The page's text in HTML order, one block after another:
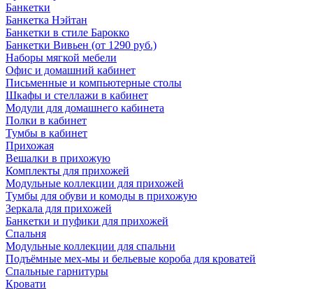
Банкетки
Банкетка Нэйтан
Банкетки в стиле Барокко
Банкетки Вивьен (от 1290 руб.)
Наборы мягкой мебели
Офис и домашний кабинет
Письменные и компьютерные столы
Шкафы и стеллажи в кабинет
Модули для домашнего кабинета
Полки в кабинет
Тумбы в кабинет
Прихожая
Вешалки в прихожую
Комплекты для прихожей
Модульные коллекции для прихожей
Тумбы для обуви и комоды в прихожую
Зеркала для прихожей
Банкетки и пуфики для прихожей
Спальня
Модульные коллекции для спальни
Подъёмные мех-мы и бельевые короба для кроватей
Спальные гарнитуры
Кровати